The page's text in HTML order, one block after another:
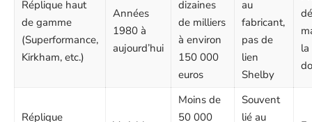
Réplique haut
de gamme
(Superformance,
Kirkham, etc.)
Années
1980 à
aujourd’hui
dizaines
de milliers
à environ
150 000
euros
au
fabricant,
pas de
lien
Shelby
la
Réplique
Moins de
50 000
Souvent
lié au